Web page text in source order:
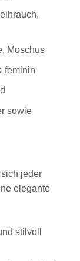
Moschus
feminin
sowie
jeder
elegante
stilvoll